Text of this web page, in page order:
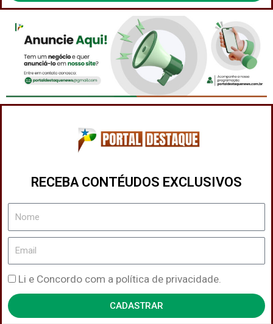
RECEBA CONTÉUDOS EXCLUSIVOS
Nome
Email
Política
de
Privacidade
Li e Concordo com a política de privacidade.
CADASTRAR